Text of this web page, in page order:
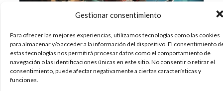
Gestionar consentimiento
Para ofrecer las mejores experiencias, utilizamos tecnologías como las cookies
para almacenar y/o acceder a la información del dispositivo. El consentimiento
estas tecnologías nos permitirá procesar datos como el comportamiento de
navegación o las identificaciones únicas en este sitio. No consentir o retirar el
consentimiento, puede afectar negativamente a ciertas características y
funciones.
La ilustración data de épocas prehistóricas
dónde unos garabatos en la pared
representaban momentos y lugares. Es una